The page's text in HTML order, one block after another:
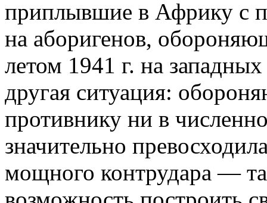
приплывшие в Африку с
на аборигенов,
летом 1941 г. на
другая ситуация:
противнику ни в
значительно
мощного контрудара —